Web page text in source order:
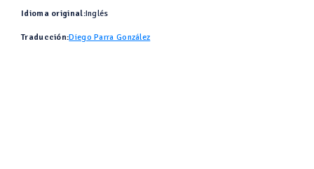
Idioma original:Inglés
Traducción:Diego Parra González